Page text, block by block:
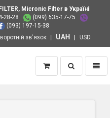
Micronic Filter в Україні
28-28
(099) 635-17-75
(093) 197-15-38
зв'язок UAH USD
Пошук